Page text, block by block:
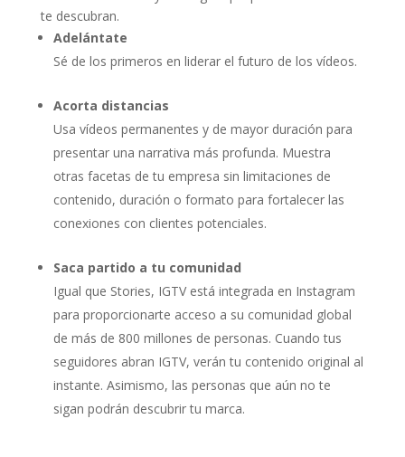
te descubran.
Adelántate
Sé de los primeros en liderar el futuro de los vídeos.
Acorta distancias
Usa vídeos permanentes y de mayor duración para
presentar una narrativa más profunda. Muestra
otras facetas de tu empresa sin limitaciones de
contenido, duración o formato para fortalecer las
conexiones con clientes potenciales.
Saca partido a tu comunidad
Igual que Stories, IGTV está integrada en Instagram
para proporcionarte acceso a su comunidad global
de más de 800 millones de personas. Cuando tus
seguidores abran IGTV, verán tu contenido original al
instante. Asimismo, las personas que aún no te
sigan podrán descubrir tu marca.